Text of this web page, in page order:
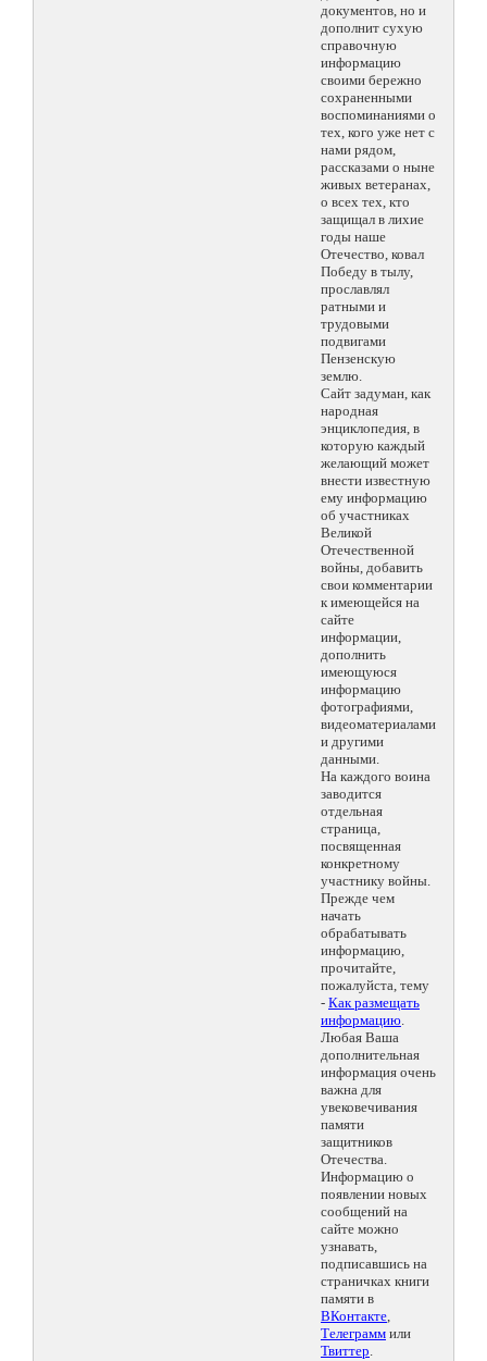
документов, но и
дополнит сухую
справочную
информацию
своими бережно
сохраненными
воспоминаниями о
тех, кого уже нет с
нами рядом,
рассказами о ныне
живых ветеранах,
о всех тех, кто
защищал в лихие
годы наше
Отечество, ковал
Победу в тылу,
прославлял
ратными и
трудовыми
подвигами
Пензенскую
землю.
Сайт задуман, как
народная
энциклопедия, в
которую каждый
желающий может
внести известную
ему информацию
об участниках
Великой
Отечественной
войны, добавить
свои комментарии
к имеющейся на
сайте
информации,
дополнить
имеющуюся
информацию
фотографиями,
видеоматериалами
и другими
данными.
На каждого воина
заводится
отдельная
страница,
посвященная
конкретному
участнику войны.
Прежде чем
начать
обрабатывать
информацию,
прочитайте,
пожалуйста, тему
- Как размещать
информацию.
Любая Ваша
дополнительная
информация очень
важна для
увековечивания
памяти
защитников
Отечества.
Информацию о
появлении новых
сообщений на
сайте можно
узнавать,
подписавшись на
страничках книги
памяти в
ВКонтакте,
Телеграмм или
Твиттер.